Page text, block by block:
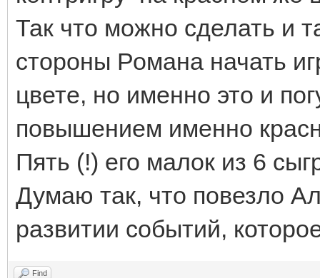
Так что можно сделать и
стороны Романа начать
цвете, но именно это и
повышением именно
Пять (!) его малок из 6
Думаю так, что повезло
развитии событий,
Find